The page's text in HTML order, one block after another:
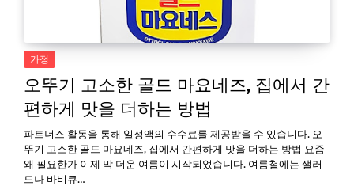
가정
오뚜기 고소한 골드 마요네즈, 집에서 간
편하게 맛을 더하는 방법
파트너스 활동을 통해 일정액의 수수료를 제공받을 수 있습니다. 오
뚜기 고소한 골드 마요네즈, 집에서 간편하게 맛을 더하는 방법 요즘
왜 필요한가 이제 막 더운 여름이 시작되었습니다. 여름철에는 샐러
드나 바비큐…